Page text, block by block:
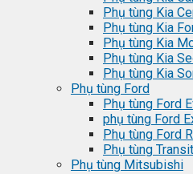
Phụ tùng Kia
Phụ tùng Kia
Phụ tùng Kia
Phụ tùng Kia
Phụ tùng Kia
Phụ tùng Ford
Phụ tùng Ford
phụ tùng Ford
Phụ tùng Ford
Phụ tùng Transit
Phụ tùng Mitsubishi